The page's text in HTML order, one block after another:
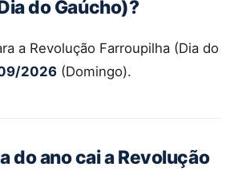
do Gaúcho)?
a Revolução Farroupilha (Dia do
2026 (Domingo).
do ano cai a Revolução